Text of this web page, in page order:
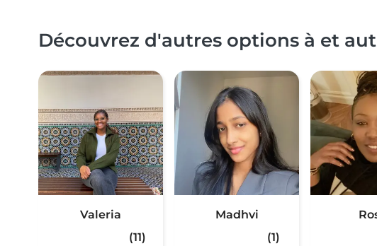
Découvrez d'autres options à et
Valeria
(11)
Madhvi
(1)